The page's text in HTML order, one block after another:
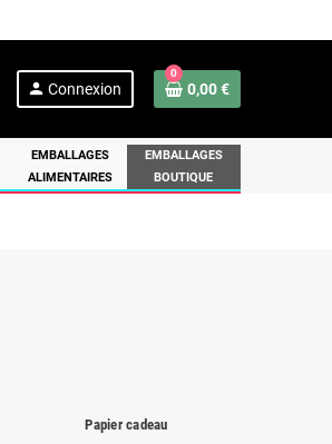
person Connexion
0
0,00 €
EMBALLAGES
ALIMENTAIRES
EMBALLAGES
BOUTIQUE
Papier cadeau